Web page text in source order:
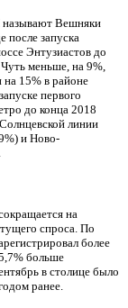
Вешняки
после запуска
Энтузиастов до
меньше, на 9%,
15% в районе
первого
до конца 2018
линии
и Ново-
на
спроса. По
более
больше
в столице было
ранее.